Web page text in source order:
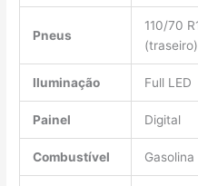
Pneus
110/70
(traseiro)
Iluminação Full LED
Painel Digital
Combustível Gasolina